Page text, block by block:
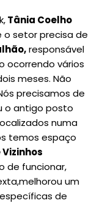
Tânia Coelho
setor precisa de
responsável
ocorrendo vários
meses. Não
precisamos de
o antigo posto
numa
temos espaço
Vizinhos
de funcionar,
um
de